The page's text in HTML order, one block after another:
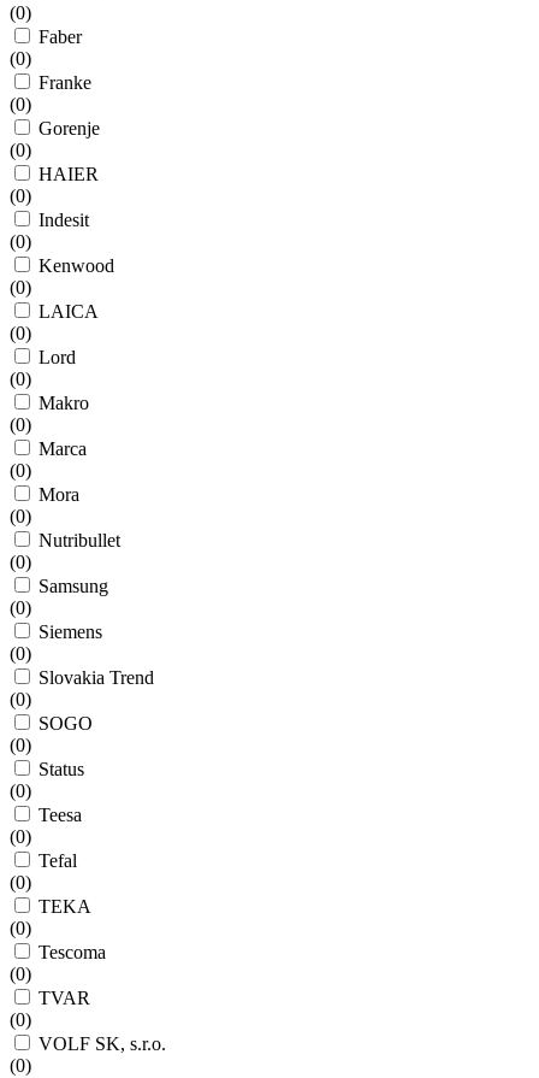
(0)
Faber
(0)
Franke
(0)
Gorenje
(0)
HAIER
(0)
Indesit
(0)
Kenwood
(0)
LAICA
(0)
Lord
(0)
Makro
(0)
Marca
(0)
Mora
(0)
Nutribullet
(0)
Samsung
(0)
Siemens
(0)
Slovakia Trend
(0)
SOGO
(0)
Status
(0)
Teesa
(0)
Tefal
(0)
TEKA
(0)
Tescoma
(0)
TVAR
(0)
VOLF SK, s.r.o.
(0)